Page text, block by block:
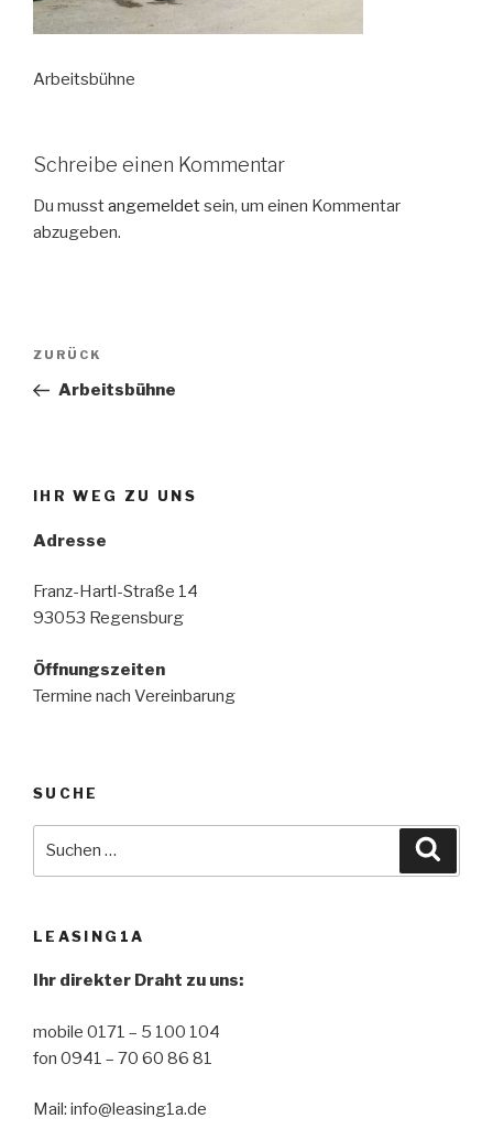
Arbeitsbühne
Schreibe einen Kommentar
Du musstangemeldetsein, um einen Kommentar
abzugeben.
Beitragsnavigation
Vorheriger
Beitrag
ZURÜCK
Arbeitsbühne
IHR WEG ZU UNS
Adresse
Franz-Hartl-Straße 14
93053 Regensburg
Öffnungszeiten
Termine nach Vereinbarung
SUCHE
LEASING1A
Ihr direkter Draht zu uns:
mobile 0171 – 5 100 104
fon 0941 – 70 60 86 81
Mail: info@leasing1a.de